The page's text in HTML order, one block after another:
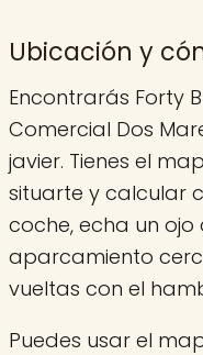
Ubicación y
Encontrarás Forty
Comercial Dos
javier. Tienes el
situarte y calcular
coche, echa un ojo
aparcamiento
vueltas con el
Puedes usar el